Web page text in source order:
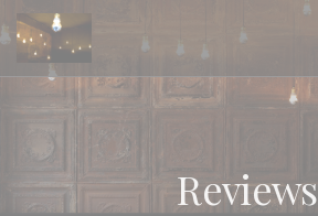
Personalizing your cookie choices
Reviews